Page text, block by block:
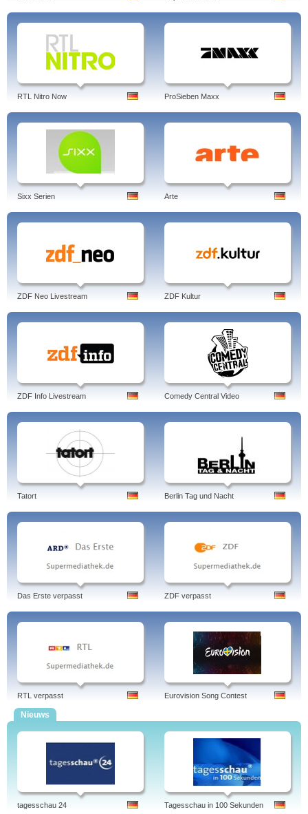
RTL Nitro Now ProSieben Maxx
Sixx Serien Arte
ZDF Neo Livestream ZDF Kultur
ZDF Info Livestream Comedy Central Video
Tatort Berlin Tag und Nacht
Das Erste verpasst ZDF verpasst
RTL verpasst Eurovision Song Contest
Nieuws
tagesschau 24 Tagesschau in 100 Sekunden